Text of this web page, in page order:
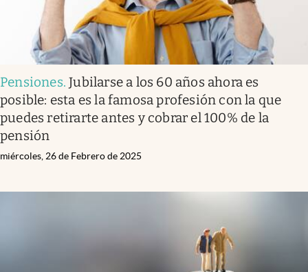
Pensiones.Jubilarse a los 60 años ahora es
posible: esta es la famosa profesión con la que
puedes retirarte antes y cobrar el 100% de la
pensión
miércoles, 26 de Febrero de 2025